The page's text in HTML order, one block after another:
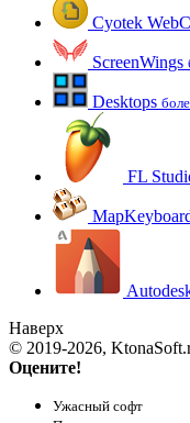
Cyotek
ScreenWings
Desktops
FL
Наверх
© 2019-2026,
Оцените!
Ужасный софт